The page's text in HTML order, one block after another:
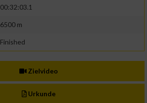
00:32:03.1
6500 m
Finished
Zielvideo
Urkunde